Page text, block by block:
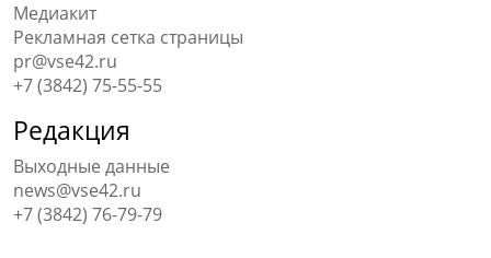
Медиакит
Рекламная сетка страницы
pr@vse42.ru
+7 (3842) 75-55-55
Редакция
Выходные данные
news@vse42.ru
+7 (3842) 76-79-79